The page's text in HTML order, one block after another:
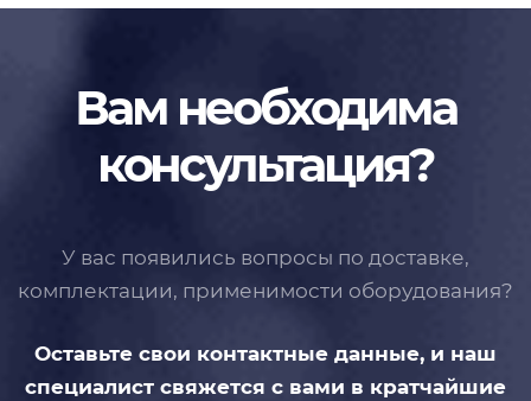
Вам необходима
консультация?
У вас появились вопросы по доставке,
комплектации, применимости оборудования?
Оставьте свои контактные данные, и наш
специалист свяжется с вами в кратчайшие